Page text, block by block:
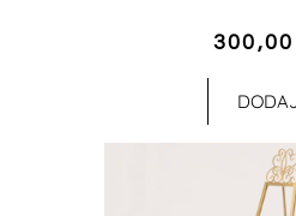
300,00